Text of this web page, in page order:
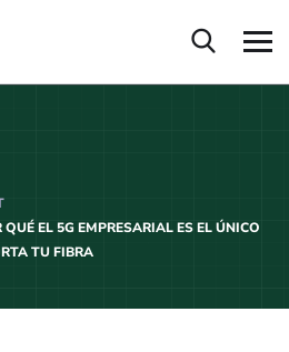
EL 5G EMPRESARIAL ES EL ÚNICO
TU FIBRA